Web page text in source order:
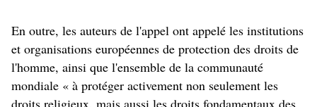
En outre, les auteurs de l'appel ont appelé les institutions
et organisations européennes de protection des droits de
l'homme, ainsi que l'ensemble de la communauté
mondiale « à protéger activement non seulement les
droits religieux, mais aussi les droits fondamentaux des